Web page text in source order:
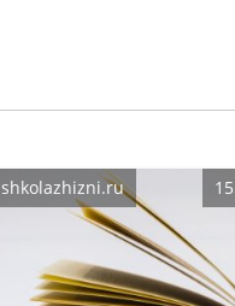
shkolazhizni.ru